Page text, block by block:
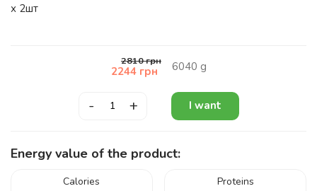
х 2шт
2810грн
2244грн 6040 g
- + I want
Energy value of the product:
Calories
Proteins